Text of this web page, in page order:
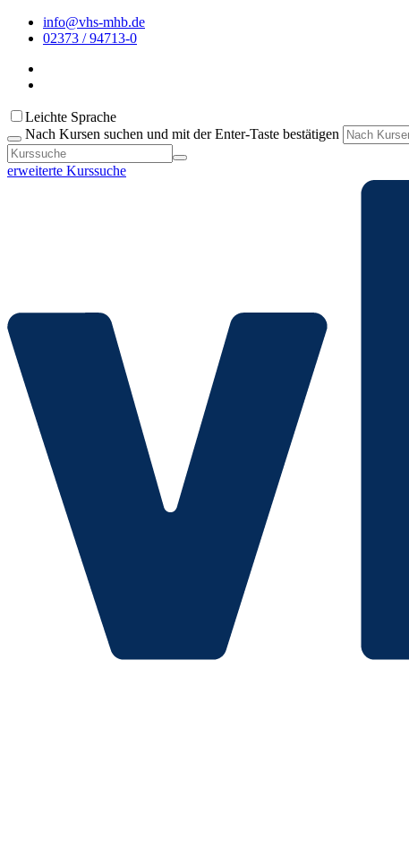
info@vhs-mhb.de
02373 / 94713-0
Leichte Sprache
Nach Kursen suchen und mit der Enter-Taste bestätigen
erweiterte Kurssuche